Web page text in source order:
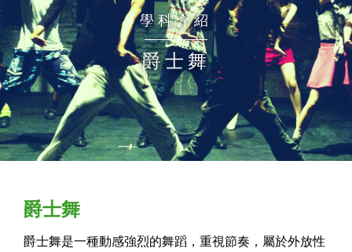
學
院
學科介紹
爵士舞
爵士舞
爵士舞是一種動感強烈的舞蹈，重視節奏，屬於外放性